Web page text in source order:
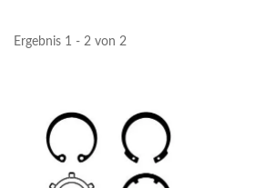
Ergebnis 1 - 2 von 2